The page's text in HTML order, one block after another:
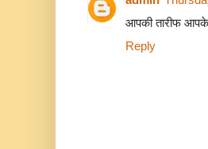
आपकी तारीफ आपके
Reply